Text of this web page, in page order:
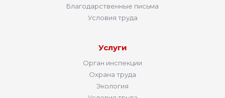
Благодарственные письма
Условия труда
Услуги
Орган инспекции
Охрана труда
Экология